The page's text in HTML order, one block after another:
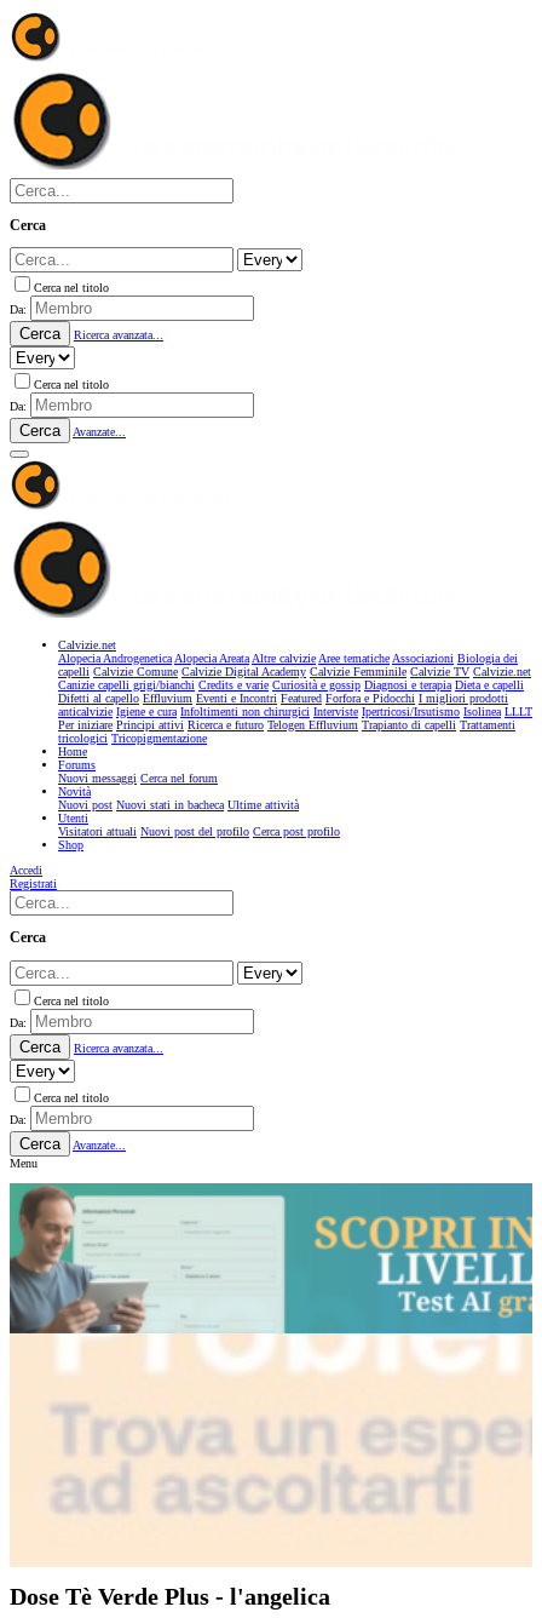
Cerca
Cerca nel titolo
Da:
Cerca Ricerca avanzata...
Cerca nel titolo
Da:
Cerca Avanzate...
Calvizie.net
Alopecia AndrogeneticaAlopecia AreataAltre calvizieAree tematicheAssociazioni Biologia dei
capelli Calvizie Comune Calvizie Digital Academy Calvizie Femminile Calvizie TV Calvizie.net
Canizie capelli grigi/bianchi Credits e varie Curiosità e gossip Diagnosi e terapia Dieta e capelli
Difetti al capello Effluvium Eventi e Incontri Featured Forfora e Pidocchi I migliori prodotti
anticalvizie Igiene e cura Infoltimenti non chirurgici Interviste Ipertricosi/Irsutismo Isolinea LLLT
Per iniziare Principi attivi Ricerca e futuro Telogen Effluvium Trapianto di capelli Trattamenti
tricologici Tricopigmentazione
Home
Forums
Nuovi messaggi Cerca nel forum
Novità
Nuovi post Nuovi stati in bacheca Ultime attività
Utenti
Visitatori attuali Nuovi post del profilo Cerca post profilo
Shop
Accedi
Registrati
Cerca
Cerca nel titolo
Da:
Cerca Ricerca avanzata...
Cerca nel titolo
Da:
Cerca
Avanzate...
Menu
Dose Tè Verde Plus - l'angelica